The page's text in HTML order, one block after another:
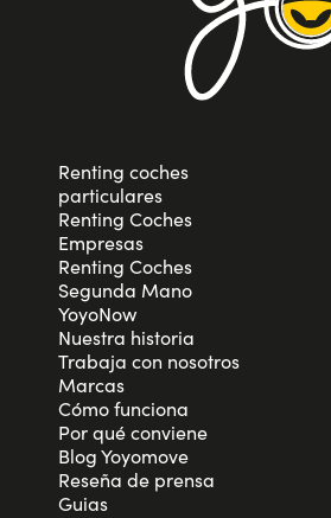
Renting coches
particulares
Renting Coches
Empresas
Renting Coches
Segunda Mano
YoyoNow
Nuestra historia
Trabaja con nosotros
Marcas
Cómo funciona
Por qué conviene
Blog Yoyomove
Reseña de prensa
Guias